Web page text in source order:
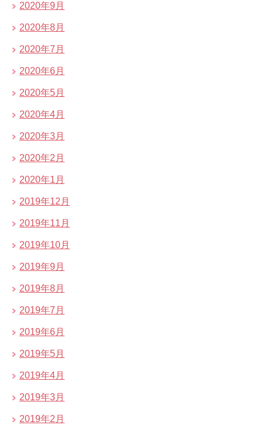
2020年9月
2020年8月
2020年7月
2020年6月
2020年5月
2020年4月
2020年3月
2020年2月
2020年1月
2019年12月
2019年11月
2019年10月
2019年9月
2019年8月
2019年7月
2019年6月
2019年5月
2019年4月
2019年3月
2019年2月